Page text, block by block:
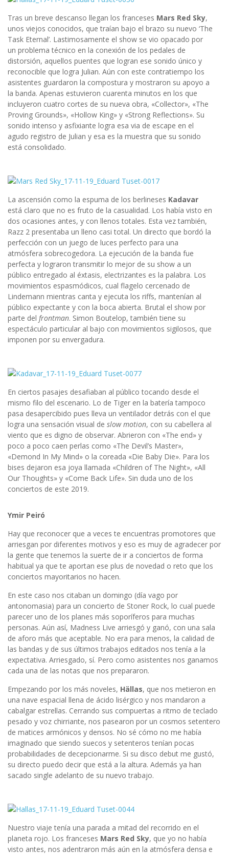
Tras un breve descanso llegan los franceses Mars Red Sky,
unos viejos conocidos, que traían bajo el brazo su nuevo ‘The
Task Eternal’. Lastimosamente el show se vio opacado por
un problema técnico en la conexión de los pedales de
distorsión, aquellos puentes que logran ese sonido único y
reconocible que logra Julian. Aún con este contratiempo los
asistentes guardaron la compostura y mostraron su apoyo a
la banda. Apenas estuvieron cuarenta minutos en los que
incluyeron cuatro cortes de su nueva obra, «Collector», «The
Proving Grounds», «Hollow King» y «Strong Reflections». Su
sonido intenso y asfixiante logra esa via de escape en el
agudo registro de Julian y esa es la muestra que su sonido
está consolidado.
La ascensión como la espuma de los berlineses Kadavar
está claro que no es fruto de la casualidad. Los había visto en
dos ocasiones antes, y con llenos totales. Esta vez también,
Razz 2 presentaba un lleno casi total. Un directo que bordó la
perfección con un juego de luces perfecto para una
atmósfera sobrecogedora. La ejecución de la banda fue
perfecta y lograron transmitir lo mejor de su show a un
público entregado al éxtasis, electrizantes es la palabra. Los
movimientos espasmódicos, cual flagelo cercenado de
Lindemann mientras canta y ejecuta los riffs, mantenían al
público expectante y con la boca abierta. Brutal el show por
parte del frontman. Simon Boutelop, también tiene su
espectáculo particular al bajo con movimientos sigilosos, que
imponen por su envergadura.
En ciertos pasajes desafiaban al público tocando desde el
mismo filo del escenario. Lo de Tiger en la batería tampoco
pasa desapercibido pues lleva un ventilador detrás con el que
logra una sensación visual de slow motion, con su cabellera al
viento que es digno de observar. Abrieron con «The end» y
poco a poco caen perlas como «The Devil’s Master»,
«Demond In My Mind» o la coreada «Die Baby Die». Para los
bises dejaron esa joya llamada «Children of The Night», «All
Our Thoughts» y «Come Back Life». Sin duda uno de los
conciertos de este 2019.
Ymir Peiró
Hay que reconocer que a veces te encuentras promotores que
arriesgan por diferentes motivos y eso es muy de agradecer por
la gente que tenemos la suerte de ir a conciertos de forma
habitual ya que te aportan ese plus de novedad o reto que los
conciertos mayoritarios no hacen.
En este caso nos citaban un domingo (día vago por
antonomasia) para un concierto de Stoner Rock, lo cual puede
parecer uno de los planes más soporíferos para muchas
personas. Aún así, Madness Live arriesgó y ganó, con una sala
de aforo más que aceptable. No era para menos, la calidad de
las bandas y de sus últimos trabajos editados nos tenía a la
expectativa. Arriesgado, sí. Pero como asistentes nos ganamos
cada una de las notas que nos prepararon.
Empezando por los más noveles, Hällas, que nos metieron en
una nave espacial llena de ácido lisérgico y nos mandaron a
cabalgar estrellas. Cerrando sus compuertas a ritmo de teclado
pesado y voz chirriante, nos pasearon por un cosmos setentero
de matices armónicos y densos. No sé cómo no me había
imaginado que siendo suecos y setenteros tenían pocas
probabilidades de decepcionarme. Si su disco debut me gustó,
su directo puedo decir que está a la altura. Además ya han
sacado single adelanto de su nuevo trabajo.
Nuestro viaje tenía una parada a mitad del recorrido en el
planeta rojo. Los franceses Mars Red Sky, que yo no había
visto antes, nos adentraron más aún en la atmósfera densa e